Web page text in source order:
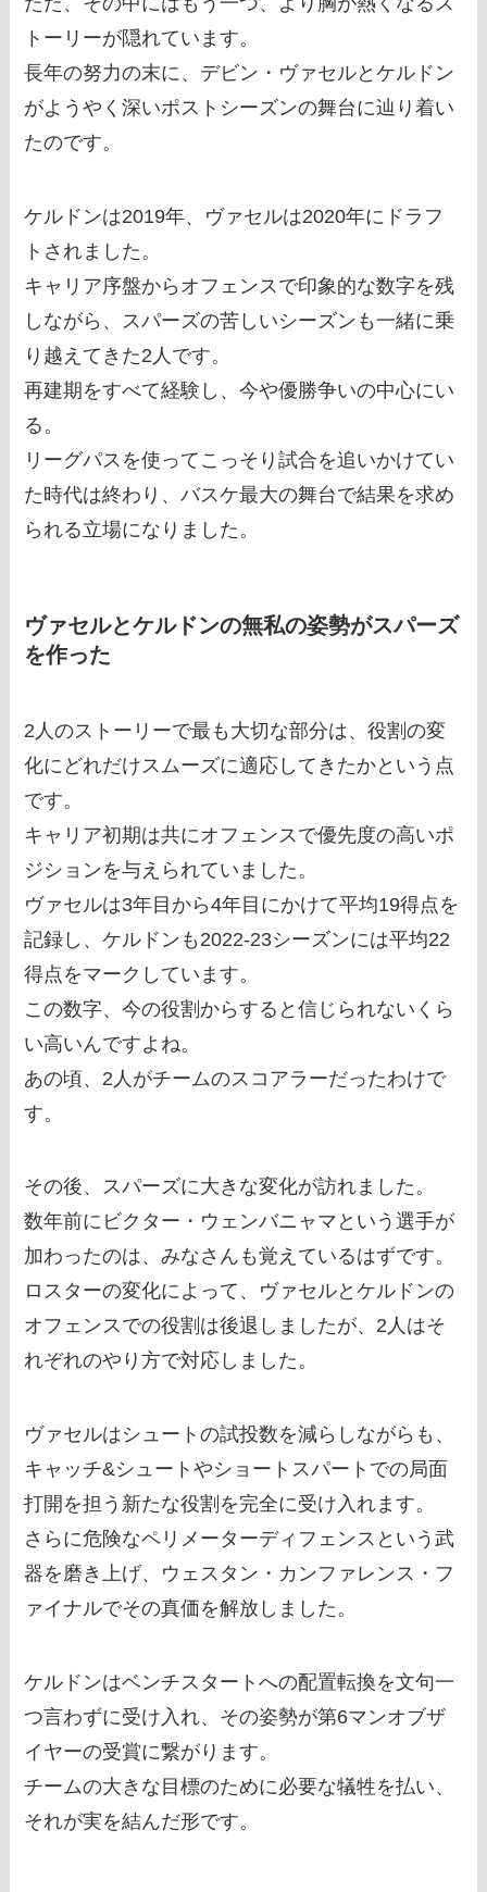
トーリーが隠れています。
長年の努力の末に、デビン・ヴァセルとケルドン
がようやく深いポストシーズンの舞台に辿り着い
たのです。
ケルドンは2019年、ヴァセルは2020年にドラフ
トされました。
キャリア序盤からオフェンスで印象的な数字を残
しながら、スパーズの苦しいシーズンも一緒に乗
り越えてきた2人です。
再建期をすべて経験し、今や優勝争いの中心にい
る。
リーグパスを使ってこっそり試合を追いかけてい
た時代は終わり、バスケ最大の舞台で結果を求め
られる立場になりました。
ヴァセルとケルドンの無私の姿勢がスパーズ
を作った
2人のストーリーで最も大切な部分は、役割の変
化にどれだけスムーズに適応してきたかという点
です。
キャリア初期は共にオフェンスで優先度の高いポ
ジションを与えられていました。
ヴァセルは3年目から4年目にかけて平均19得点を
記録し、ケルドンも2022-23シーズンには平均22
得点をマークしています。
この数字、今の役割からすると信じられないくら
い高いんですよね。
あの頃、2人がチームのスコアラーだったわけで
す。
その後、スパーズに大きな変化が訪れました。
数年前にビクター・ウェンバニャマという選手が
加わったのは、みなさんも覚えているはずです。
ロスターの変化によって、ヴァセルとケルドンの
オフェンスでの役割は後退しましたが、2人はそ
れぞれのやり方で対応しました。
ヴァセルはシュートの試投数を減らしながらも、
キャッチ&シュートやショートスパートでの局面
打開を担う新たな役割を完全に受け入れます。
さらに危険なペリメーターディフェンスという武
器を磨き上げ、ウェスタン・カンファレンス・フ
ァイナルでその真価を解放しました。
ケルドンはベンチスタートへの配置転換を文句一
つ言わずに受け入れ、その姿勢が第6マンオブザ
イヤーの受賞に繋がります。
チームの大きな目標のために必要な犠牲を払い、
それが実を結んだ形です。